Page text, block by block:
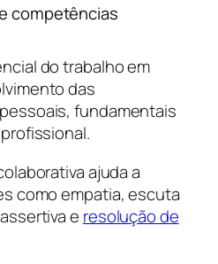
competências
do trabalho em
das
fundamentais
ajuda a
como empatia, escuta
e resolução de